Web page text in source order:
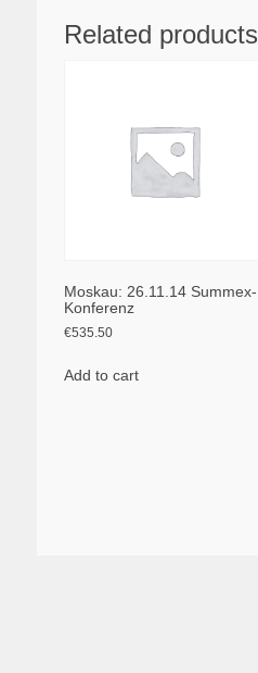
Related products
Moskau: 26.11.14 Summex-
Konferenz
€535.50
Add to cart